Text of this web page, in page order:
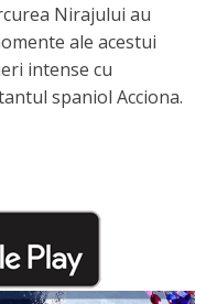
Nirajului au
ale acestui
intense cu
spaniol Acciona.